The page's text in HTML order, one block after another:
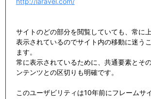
サイトのどの部分を閲覧していても、常に
表示されているのでサイト内の移動に迷う
ます。
常に表示されているために、共通要素とそ
ンテンツとの区切りも明確です。
このユーザビリティは10年前にフレームサ